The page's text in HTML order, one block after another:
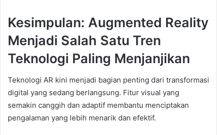
Kesimpulan: Augmented Reality
Menjadi Salah Satu Tren
Teknologi Paling Menjanjikan
Teknologi AR kini menjadi bagian penting dari transformasi
digital yang sedang berlangsung. Fitur visual yang
semakin canggih dan adaptif membantu menciptakan
pengalaman yang lebih menarik dan efektif.